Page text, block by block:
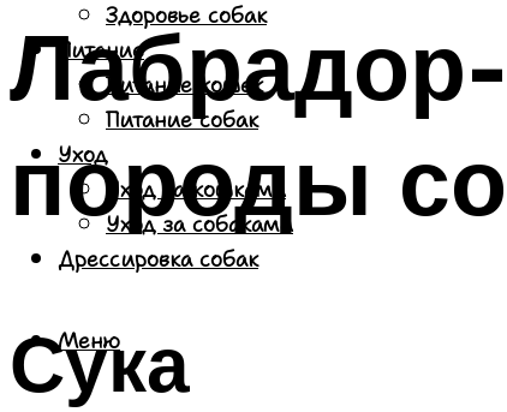
Здоровье собак
Питание
Питание кошек
Питание собак
Уход
Уход за кошками
Уход за собаками
Дрессировка собак
Меню
породы
Сука